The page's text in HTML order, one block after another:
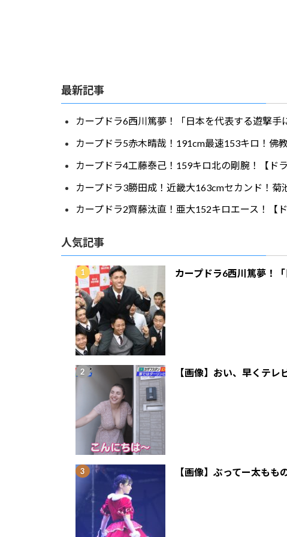
最新記事
カープドラ6西川篤夢！「日本を代表する遊撃手
カープドラ5赤木晴哉！191cm最速153キロ！佛
カープドラ4工藤泰己！159キロ北の剛腕！【ド
カープドラ3勝田成！近畿大163cmセカンド！菊
カープドラ2齊藤汰直！亜大152キロエース！【
人気記事
カープドラ6西川篤夢！
【画像】おい、早くテ
【画像】ぶってー太も